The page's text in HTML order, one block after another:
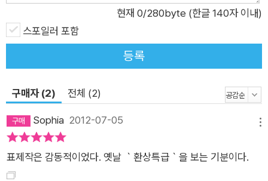
에서 빠져나와 문학과 환상을 체험하고 자신의 꿈을 돌아보기에
더없이 좋은 길잡이가 될 것이다. ★★★★★ 포드의 단편은 독
창적인 비전을 섬세하게 빚은 보석이다. 또한 이 시대 환상문학의
위대한 본보기이기도 하다. ★★★★★ 이 이야기들은 꿈 같지
만, 꿈과 달리 고유한 논리와 공식을 가지고 있고, 포드의 언어술
과 순수한 스타일로 정제되었다. ★★★★★ 이 책은 작가가 되
고 싶게 만드는 유형의 책이다. 모든 이야기는 바로 전의 것보다
더 훌륭하다. 포드의 글 솜씨는 굉장히 놀랍고 누군가 다른 사람
과 비교할 수가 없다. "머스트 해브 북". - 아마존 독자 서평 중에
서 보르헤스나 마르케스 같은 작가들을 예로 들며 “나는 한 번도
현재 0/280byte (한글 140자 이내)
스포일러 포함
등록
구매자 (2) 전체 (2)
Sophia 2012-07-05
표제작은 감동적이었다. 옛날 ｀환상특급｀을 보는 기분이다.